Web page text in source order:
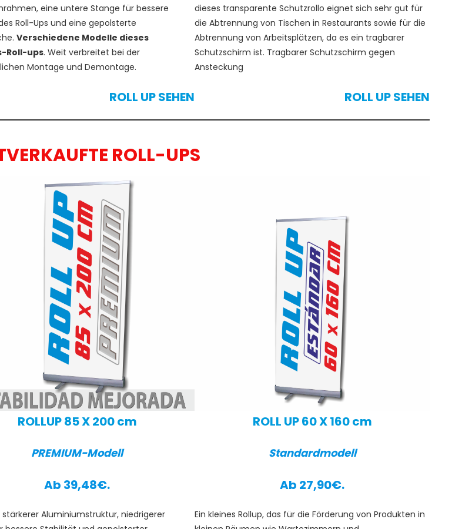
eine untere Stange für bessere
Roll-Ups und eine gepolsterte
Verschiedene Modelle dieses
Roll-ups. Weit verbreitet bei der
Montage und Demontage.
ROLL UP SEHEN
dieses transparente Schutzrollo eignet sich sehr gut für
die Abtrennung von Tischen in Restaurants sowie für die
Abtrennung von Arbeitsplätzen, da es ein tragbarer
Schutzschirm ist. Tragbarer Schutzschirm gegen
Ansteckung
ROLL UP SEHEN
ROLL-UPS
ROLLUP 85 X 200 cm
PREMIUM-Modell
Ab 39,48€.
stärkerer Aluminiumstruktur, niedrigerer
ROLL UP 60 X 160 cm
Standardmodell
Ab 27,90€.
Ein kleines Rollup, das für die Förderung von Produkten in